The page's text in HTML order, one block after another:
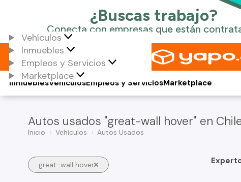
Vehículos
Inmuebles
Empleos y Servicios
Marketplace
Vehículos
Inmuebles Empleos y ServiciosMarketplace
Autos usados "great-wall hover" en
Inicio Vehículos Autos Usados
great-wall hover